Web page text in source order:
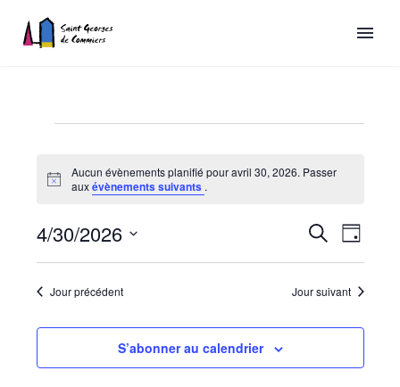
Évènements
for
avril
30,
2026
Notice
Aucun évènements planifié pour avril 30, 2026. Passer
auxévènements suivants .
et
Recherche
de
vues
Jour
4/30/2026
Sélectionnez
date.
Jour précédent Jour suivant
S’abonner au calendrier